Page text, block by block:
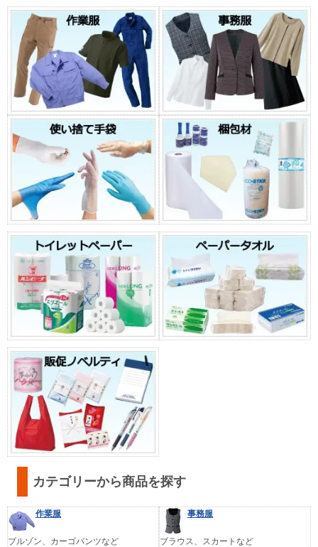
カテゴリーから商品を探す
作業服
ブルゾン、カーゴパンツなど
事務服
ブラウス、スカートなど